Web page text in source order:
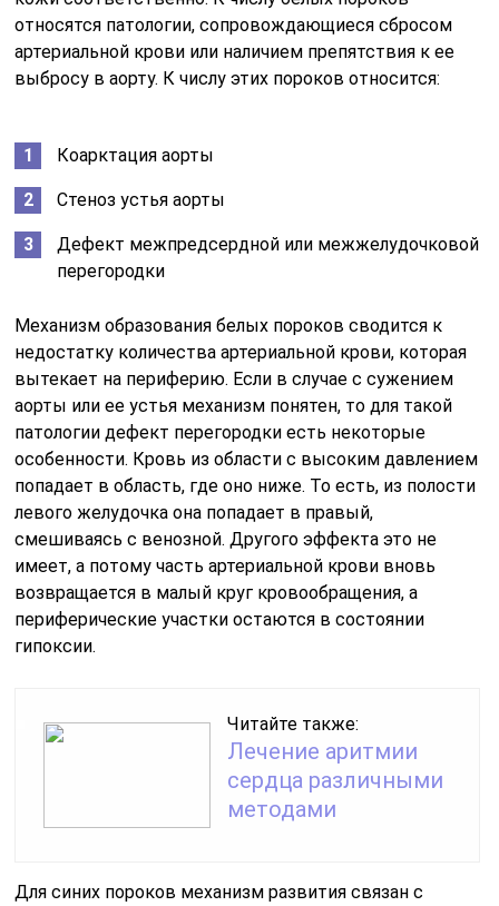
относятся патологии, сопровождающиеся сбросом
артериальной крови или наличием препятствия к ее
выбросу в аорту. К числу этих пороков относится:
Коарктация аорты
Стеноз устья аорты
Дефект межпредсердной или межжелудочковой
перегородки
Механизм образования белых пороков сводится к
недостатку количества артериальной крови, которая
вытекает на периферию. Если в случае с сужением
аорты или ее устья механизм понятен, то для такой
патологии дефект перегородки есть некоторые
особенности. Кровь из области с высоким давлением
попадает в область, где оно ниже. То есть, из полости
левого желудочка она попадает в правый,
смешиваясь с венозной. Другого эффекта это не
имеет, а потому часть артериальной крови вновь
возвращается в малый круг кровообращения, а
периферические участки остаются в состоянии
гипоксии.
Читайте также:
Лечение аритмии
сердца различными
методами
Для синих пороков механизм развития связан с